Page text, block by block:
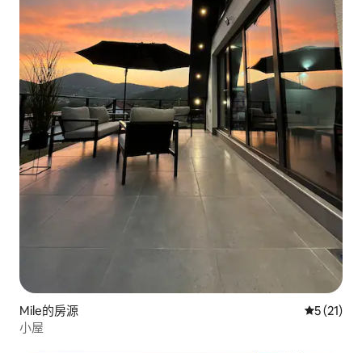
Mile的房源 從 21 則
5 (21)
小屋